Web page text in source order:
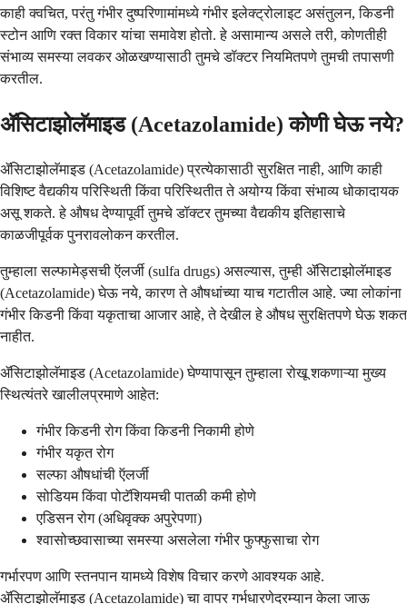
काही क्वचित, परंतु गंभीर दुष्परिणामांमध्ये गंभीर इलेक्ट्रोलाइट असंतुलन, किडनी
स्टोन आणि रक्त विकार यांचा समावेश होतो. हे असामान्य असले तरी, कोणतीही
संभाव्य समस्या लवकर ओळखण्यासाठी तुमचे डॉक्टर नियमितपणे तुमची तपासणी
करतील.
ॲसिटाझोलॅमाइड (Acetazolamide) कोणी घेऊ नये?
ॲसिटाझोलॅमाइड (Acetazolamide) प्रत्येकासाठी सुरक्षित नाही, आणि काही
विशिष्ट वैद्यकीय परिस्थिती किंवा परिस्थितीत ते अयोग्य किंवा संभाव्य धोकादायक
असू शकते. हे औषध देण्यापूर्वी तुमचे डॉक्टर तुमच्या वैद्यकीय इतिहासाचे
काळजीपूर्वक पुनरावलोकन करतील.
तुम्हाला सल्फामेड्सची ऍलर्जी (sulfa drugs) असल्यास, तुम्ही ॲसिटाझोलॅमाइड
(Acetazolamide) घेऊ नये, कारण ते औषधांच्या याच गटातील आहे. ज्या लोकांना
गंभीर किडनी किंवा यकृताचा आजार आहे, ते देखील हे औषध सुरक्षितपणे घेऊ शकत
नाहीत.
ॲसिटाझोलॅमाइड (Acetazolamide) घेण्यापासून तुम्हाला रोखू शकणाऱ्या मुख्य
स्थित्यंतरे खालीलप्रमाणे आहेत:
गंभीर किडनी रोग किंवा किडनी निकामी होणे
गंभीर यकृत रोग
सल्फा औषधांची ऍलर्जी
सोडियम किंवा पोटॅशियमची पातळी कमी होणे
एडिसन रोग (अधिवृक्क अपुरेपणा)
श्वासोच्छवासाच्या समस्या असलेला गंभीर फुफ्फुसाचा रोग
गर्भारपण आणि स्तनपान यामध्ये विशेष विचार करणे आवश्यक आहे.
ॲसिटाझोलॅमाइड (Acetazolamide) चा वापर गर्भधारणेदरम्यान केला जाऊ